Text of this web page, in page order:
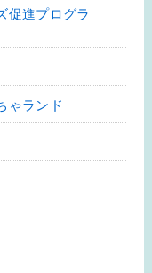
促進プログラ
ゃランド